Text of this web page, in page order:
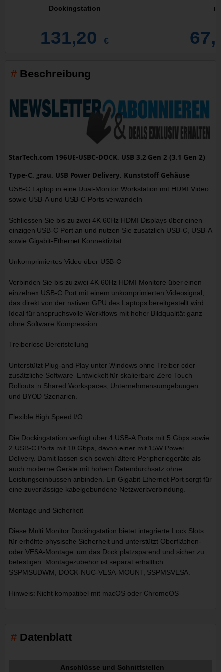
Dockingstation
131,20 €
Beschreibung
StarTech.com 196UE-USBC-DOCK, USB 3.2 Gen 2 (3.1 Gen 2)
Type-C, grau, USB Power Delivery, Kunststoff Gehäuse
USB-C Laptop in eine Dual-Monitor Workstation mit HDMI Video
sowie USB-A und USB-C Ports verwandeln
Schliessen Sie bis zu zwei 4K 60Hz HDMI Displays über einen
einzigen USB-C Port an und nutzen Sie zusätzlich USB-C, USB-A
sowie Gigabit-Ethernet Konnektivität.
Unkomprimiertes Video über USB-C
Verbinden Sie bis zu zwei 4K 60Hz HDMI Monitore über einen
einzelnen USB-C Port mit einem unkomprimierten Videosignal,
das direkt von der nativen GPU des Laptops bereitgestellt wird.
Ideal für anspruchsvolle Workflows mit hoher Bildqualität ganz
ohne Software Kompression.
Treiberlose Bereitstellung
Unterstützt Plug-and-Play unter Windows ohne Treiber oder
zusätzliche Software. Entwickelt für skalierbare Zero Touch
Rollouts in Shared Workspaces, Unternehmensumgebungen
und BYOD Szenarien.
Flexible High Speed I/O
Die Dockingstation verfügt über 4 USB-A Ports mit 5 Gbps sowie
2 USB-C Ports mit 10 Gbps, davon einer mit 15W Power
Delivery. Damit lassen sich sowohl ältere Peripheriegeräte als
auch moderne Geräte mit hohem Datendurchsatz ohne
Leistungseinbussen anbinden. Ein Gigabit Ethernet Port sorgt für
eine zuverlässige kabelgebundene Netzwerkverbindung.
Montage und Sicherheit
Diese Multi Monitor Dockingstation bietet integrierte Lock Slots
für erhöhte physische Sicherheit und unterstützt Oberflächen-
oder VESA-Montage, um das Dock platzsparend und sicher zu
befestigen. Montagezubehör ist separat erhältlich
SSPMSUDWM, DOCK-NUC-VESA-MOUNT, SSPMSVESA.
Hinweis: Nicht kompatibel mit macOS oder ChromeOS
Datenblatt
Anschlüsse und Schnittstellen